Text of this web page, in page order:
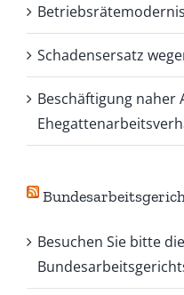
Schadensersatz
Beschäftigung
Besuchen Sie bitte